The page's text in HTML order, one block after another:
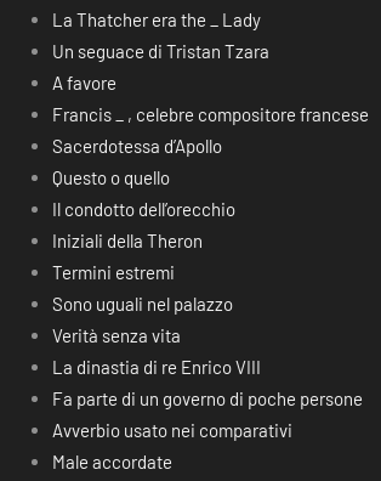
La Thatcher era the _ Lady
Un seguace di Tristan Tzara
A favore
Francis _ , celebre compositore francese
Sacerdotessa d’Apollo
Questo o quello
Il condotto dell’orecchio
Iniziali della Theron
Termini estremi
Sono uguali nel palazzo
Verità senza vita
La dinastia di re Enrico VIII
Fa parte di un governo di poche persone
Avverbio usato nei comparativi
Male accordate